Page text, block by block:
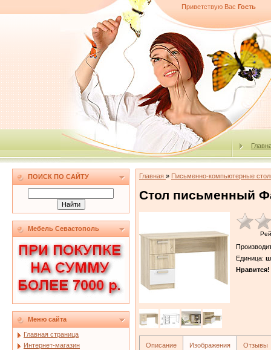
Приветствую Вас Гость
ПОИСК ПО САЙТУ
Мебель Севастополь
Меню сайта
Главная страница
Интернет-магазин
Главная » Письменно-компьютерные
Стол письменный
Единица:
Нравится!
Описание Изображения Отзывы